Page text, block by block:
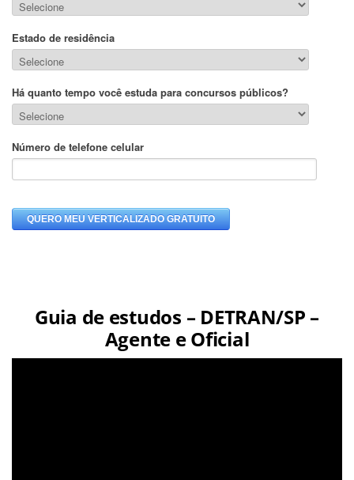
Guia de estudos – DETRAN/SP –
Agente e Oficial